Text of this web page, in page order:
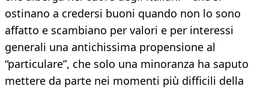
ostinano a credersi buoni quando non lo sono
affatto e scambiano per valori e per interessi
generali una antichissima propensione al
“particulare”, che solo una minoranza ha saputo
mettere da parte nei momenti più difficili della